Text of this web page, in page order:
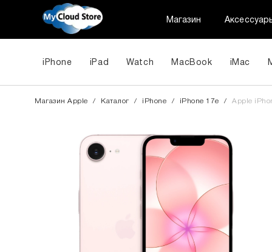
Магазин
iPhone iPad Watch MacBook iMac
Магазин Apple / Каталог / iPhone / iPhone 17e / Apple